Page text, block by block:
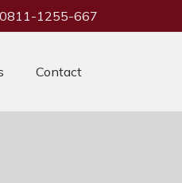
0811-1255-667
Contact